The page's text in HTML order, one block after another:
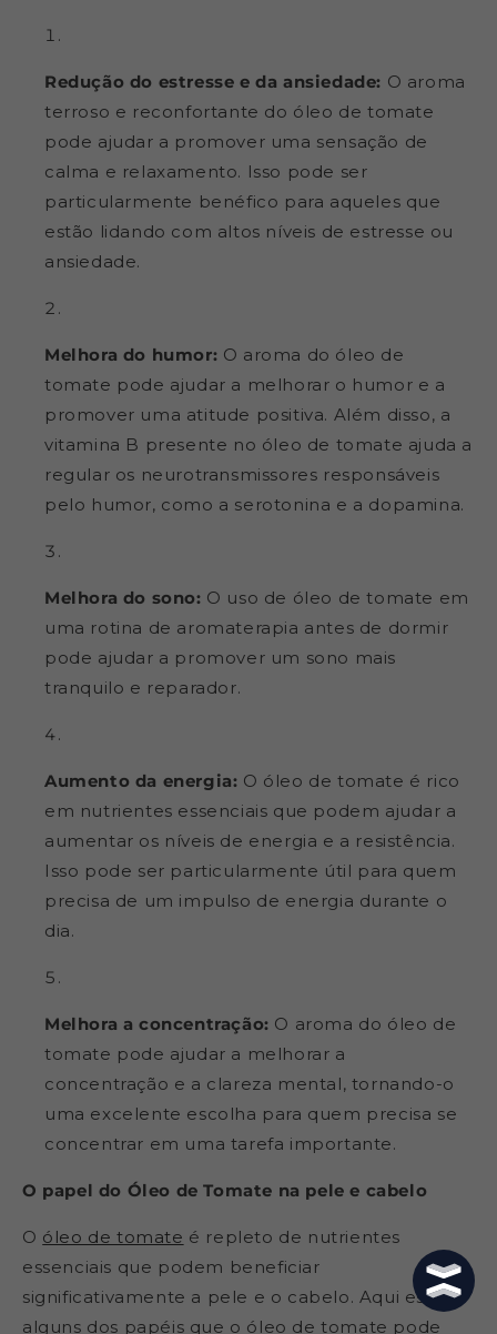
Redução do estresse e da ansiedade: O aroma
terroso e reconfortante do óleo de tomate
pode ajudar a promover uma sensação de
calma e relaxamento. Isso pode ser
particularmente benéfico para aqueles que
estão lidando com altos níveis de estresse ou
ansiedade.
Melhora do humor: O aroma do óleo de
tomate pode ajudar a melhorar o humor e a
promover uma atitude positiva. Além disso, a
vitamina B presente no óleo de tomate ajuda a
regular os neurotransmissores responsáveis
pelo humor, como a serotonina e a dopamina.
Melhora do sono: O uso de óleo de tomate em
uma rotina de aromaterapia antes de dormir
pode ajudar a promover um sono mais
tranquilo e reparador.
Aumento da energia: O óleo de tomate é rico
em nutrientes essenciais que podem ajudar a
aumentar os níveis de energia e a resistência.
Isso pode ser particularmente útil para quem
precisa de um impulso de energia durante o
dia.
Melhora a concentração: O aroma do óleo de
tomate pode ajudar a melhorar a
concentração e a clareza mental, tornando-o
uma excelente escolha para quem precisa se
concentrar em uma tarefa importante.
O papel do Óleo de Tomate na pele e cabelo
O óleo de tomate é repleto de nutrientes
essenciais que podem beneficiar
significativamente a pele e o cabelo. Aqui estão
alguns dos papéis que o óleo de tomate pode